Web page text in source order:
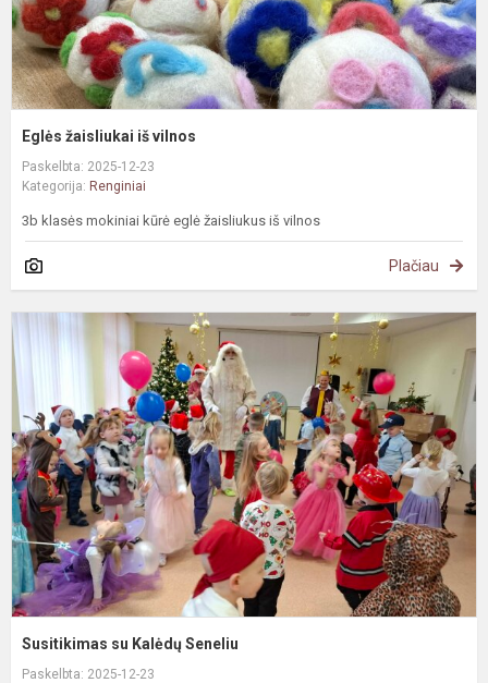
Eglės žaisliukai iš vilnos
Paskelbta: 2025-12-23
Kategorija: Renginiai
3b klasės mokiniai kūrė eglė žaisliukus iš vilnos
Plačiau
Susitikimas su Kalėdų Seneliu
Paskelbta: 2025-12-23